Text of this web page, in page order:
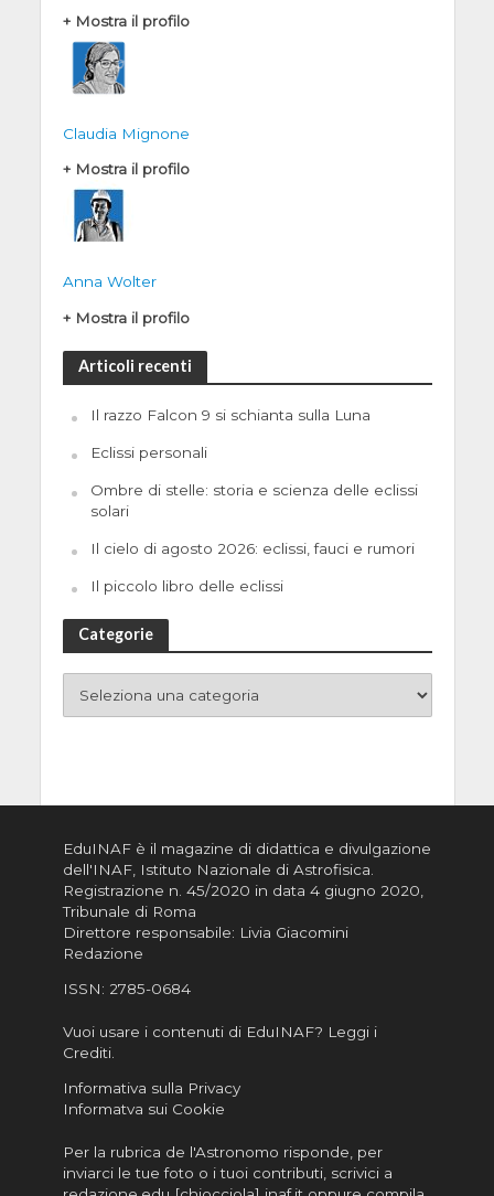
+ Mostra il profilo
Claudia Mignone
+ Mostra il profilo
Anna Wolter
+ Mostra il profilo
Articoli recenti
Il razzo Falcon 9 si schianta sulla Luna
Eclissi personali
Ombre di stelle: storia e scienza delle eclissi
solari
Il cielo di agosto 2026: eclissi, fauci e rumori
Il piccolo libro delle eclissi
Categorie
EduINAF è il magazine di didattica e divulgazione
dell'INAF, Istituto Nazionale di Astrofisica
Registrazione n. 45/2020 in data 4 giugno 2020,
Tribunale di Roma
Direttore responsabile: Livia Giacomini
Redazione
ISSN: 2785-0684
Vuoi usare i contenuti di EduINAF? Leggi i
Crediti.
Informativa sulla Privacy
Informatva sui Cookie
Per la rubrica de l'Astronomo risponde, per
inviarci le tue foto o i tuoi contributi, scrivici a